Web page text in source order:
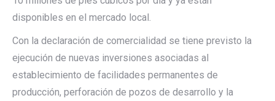
disponibles en el mercado local.
Con la declaración de comercialidad se tiene previsto la
ejecución de nuevas inversiones asociadas al
establecimiento de facilidades permanentes de
producción, perforación de pozos de desarrollo y la